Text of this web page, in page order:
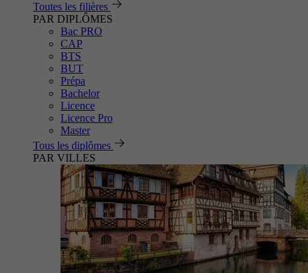
Toutes les filières
PAR DIPLÔMES
Bac PRO
CAP
BTS
BUT
Prépa
Bachelor
Licence
Licence Pro
Master
Tous les diplômes
PAR VILLES